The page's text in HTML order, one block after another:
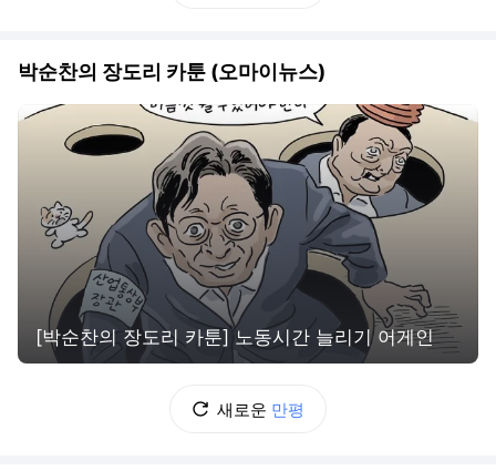
박순찬의 장도리 카툰 (오마이뉴스)
[박순찬의 장도리 카툰] 노동시간 늘리기 어게인
새로운 만평